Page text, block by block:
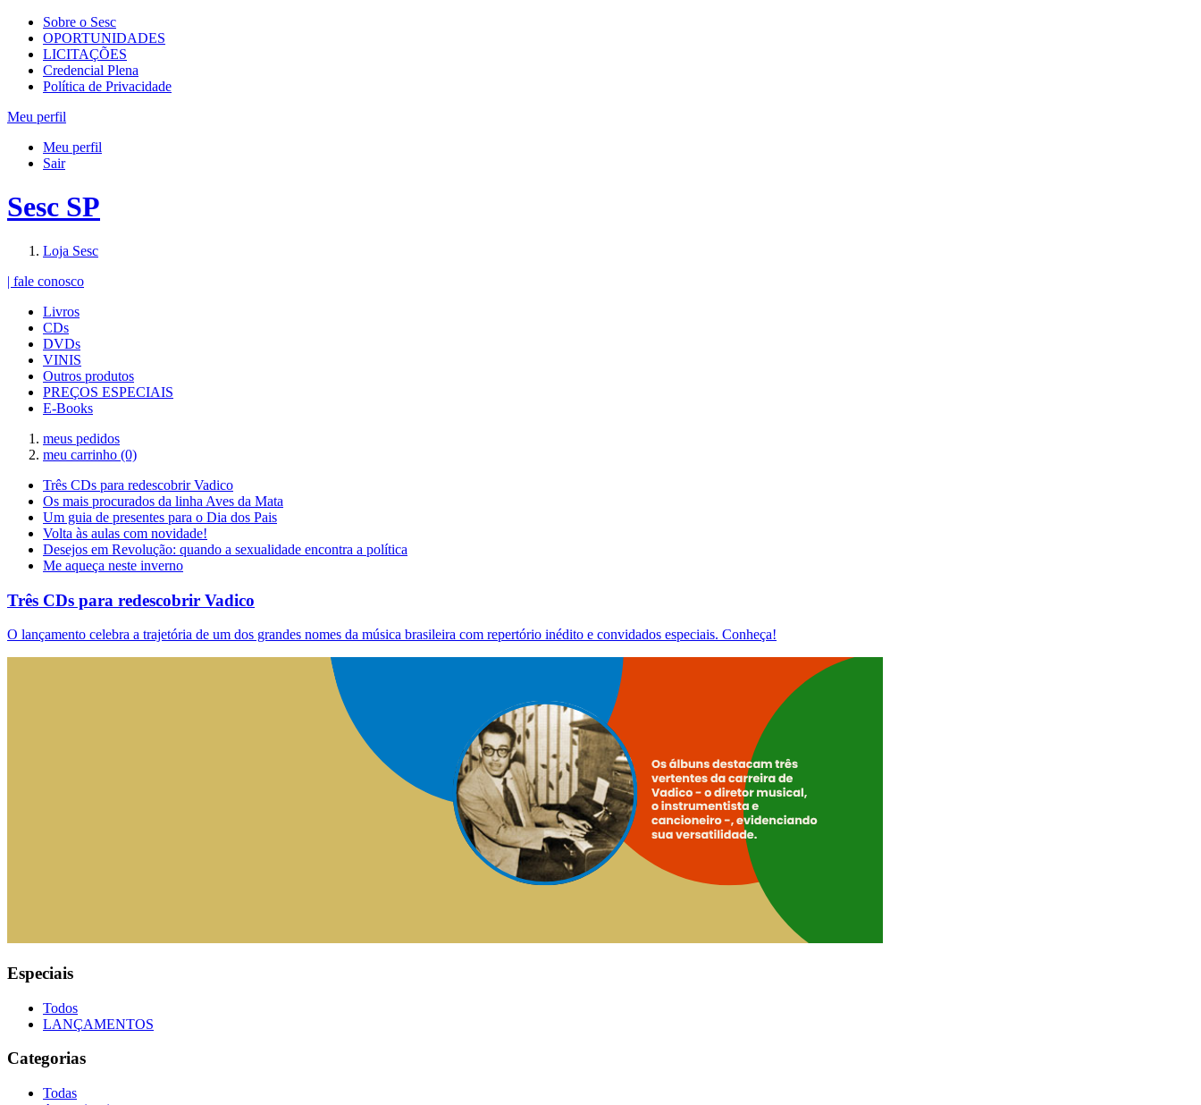
Sobre o Sesc
OPORTUNIDADES
LICITAÇÕES
Credencial Plena
Política de Privacidade
Meu perfil
Meu perfil
Sair
Sesc SP
Loja Sesc
| fale conosco
Livros
CDs
DVDs
VINIS
Outros produtos
PREÇOS ESPECIAIS
E-Books
meus pedidos
meu carrinho (0)
Três CDs para redescobrir Vadico
Os mais procurados da linha Aves da Mata
Um guia de presentes para o Dia dos Pais
Volta às aulas com novidade!
Desejos em Revolução: quando a sexualidade encontra a política
Me aqueça neste inverno
Três CDs para redescobrir Vadico
O lançamento celebra a trajetória de um dos grandes nomes da música brasileira com repertório inédito e convidados especiais. Conheça!
Especiais
Todos
LANÇAMENTOS
Categorias
Todas